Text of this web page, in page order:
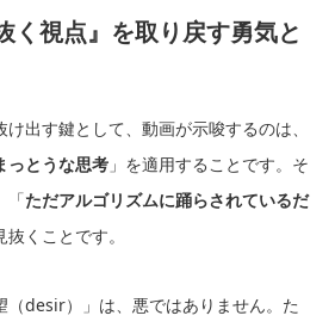
く視点』を取り戻す勇気と
出す鍵として、動画が示唆するのは、
っとうな思考 」を適用することです。そ
「ただアルゴリズムに踊らされているだ
くことです。
（desir）」は、悪ではありません。た